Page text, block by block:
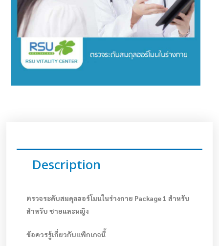
Description
ตรวจระดับสมดุลฮอร์โมนในร่างกาย Package 1 สำหรับ
สำหรับ ชายและหญิง
ข้อควรรู้เกี่ยวกับแพ็กเกจนี้